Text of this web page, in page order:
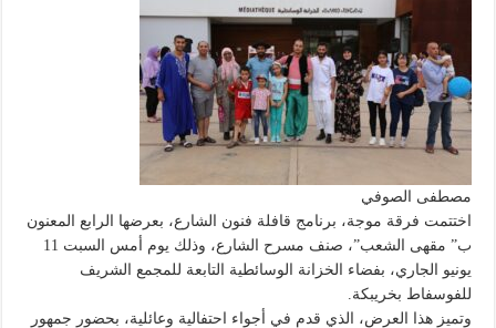
مصطفى الصوفي
اختتمت فرقة موجة، برنامج قافلة فنون الشارع، بعرضها الرابع المعنون
ب” مقهى الشعب”، صنف مسرح الشارع، وذلك يوم أمس السبت 11
يونيو الجاري، بفضاء الخزانة الوسائطية التابعة للمجمع الشريف
للفوسفاط بخريبكة.
وتميز هذا العرض، الذي قدم في أجواء احتفالية وعائلية، بحضور جمهور